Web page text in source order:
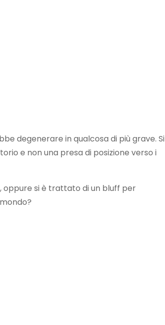
degenerare in qualcosa di più grave. Si
e non una presa di posizione verso i
oppure si è trattato di un bluff per